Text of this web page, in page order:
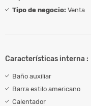
Tipo de negocio: Venta
Características interna :
Baño auxiliar
Barra estilo americano
Calentador